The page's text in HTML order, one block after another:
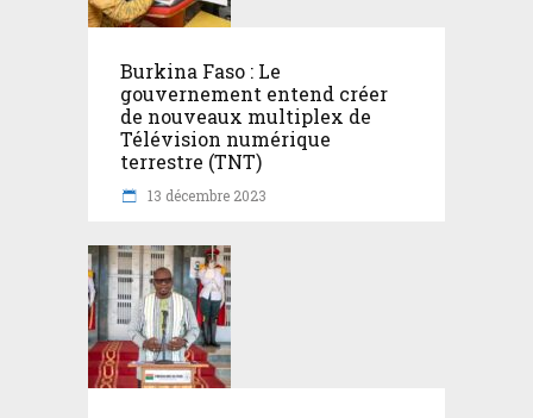
Burkina Faso : Le
gouvernement entend créer
de nouveaux multiplex de
Télévision numérique
terrestre (TNT)
13 décembre 2023